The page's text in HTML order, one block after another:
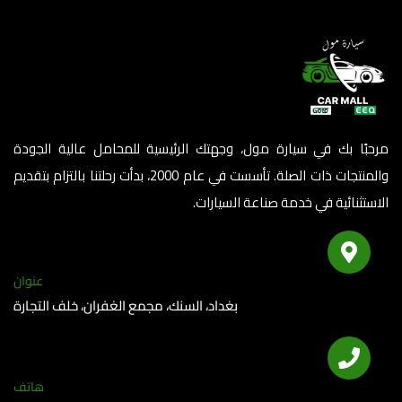
مرحبًا بك في سيارة مول، وجهتك الرئيسية للمحامل عالية الجودة
والمنتجات ذات الصلة. تأسست في عام 2000، بدأت رحلتنا بالتزام بتقديم
الاستثنائية في خدمة صناعة السيارات.
عنوان
بغداد، السنك، مجمع الغفران، خلف التجارة
هاتف